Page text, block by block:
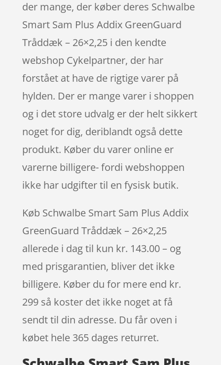
der mange, der køber deres Schwalbe
Smart Sam Plus Addix GreenGuard
Tråddæk – 26×2,25 i den kendte
webshop Cykelpartner, der har
forstået at have de rigtige varer på
hylden. Der er mange varer i shoppen
og i det store udvalg er der helt sikkert
noget for dig, deriblandt også dette
produkt. Køber du varer online er
varerne billigere- fordi webshoppen
ikke har udgifter til en fysisk butik.
Køb Schwalbe Smart Sam Plus Addix
GreenGuard Tråddæk – 26×2,25
allerede i dag til kun kr. 143.00 – og
med prisgarantien, bliver det ikke
billigere. Køber du for mere end kr.
299 så koster det ikke noget at få
sendt til din adresse. Du får oven i
købet hele 365 dages returret.